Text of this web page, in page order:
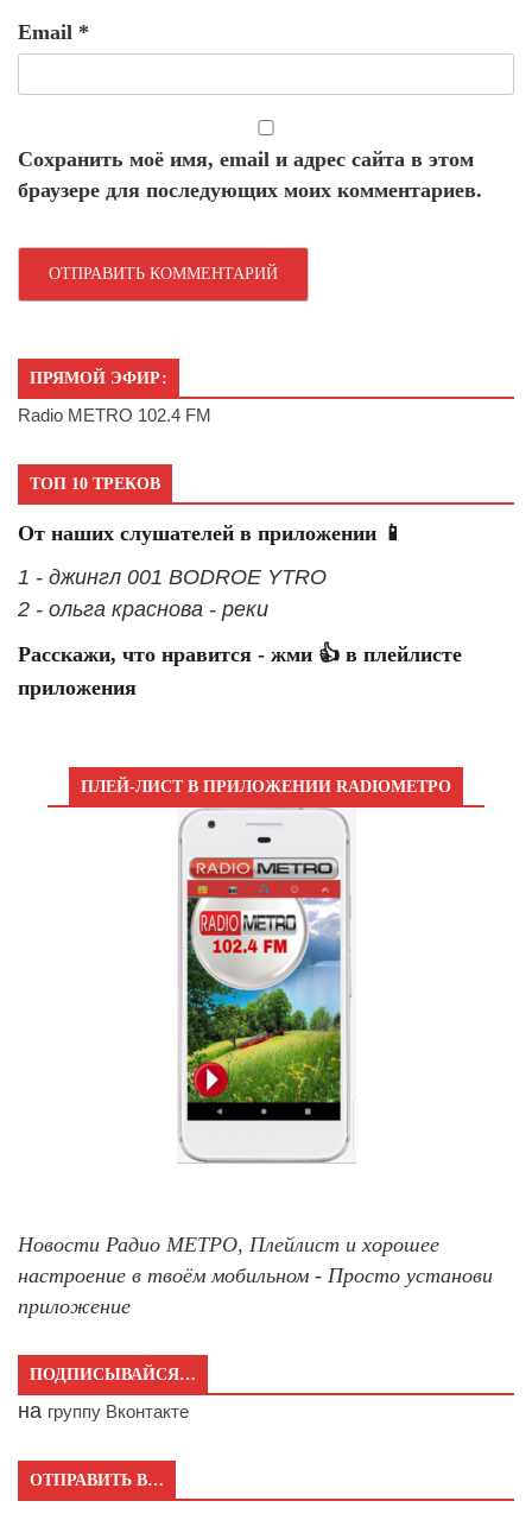
Email *
Сохранить моё имя, email и адрес сайта в этом
браузере для последующих моих комментариев.
ПРЯМОЙ ЭФИР:
Radio METRO 102.4 FM
ТОП 10 ТРЕКОВ
От наших слушателей в приложении 📱
1 - джингл 001 BODROE YTRO
2 - ольга краснова - реки
Расскажи, что нравится - жми 👍 в плейлисте
приложения
ПЛЕЙ-ЛИСТ В ПРИЛОЖЕНИИ RADIOМЕТРО
Новости Радио МЕТРО, Плейлист и хорошее
настроение в твоём мобильном - Просто установи
приложение
ПОДПИСЫВАЙСЯ…
на группу Вконтакте
ОТПРАВИТЬ В…